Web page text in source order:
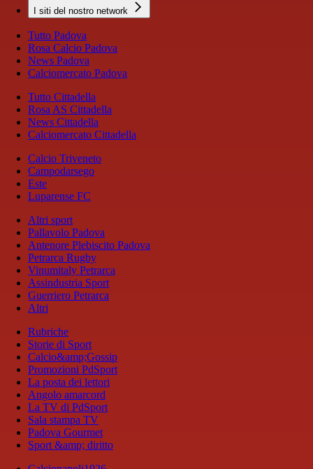
I siti del nostro network
Tutto Padova
Rosa Calcio Padova
News Padova
Calciomercato Padova
Tutto Cittadella
Rosa AS Cittadella
News Cittadella
Calciomercato Cittadella
Calcio Triveneto
Campodarsego
Este
Luparense FC
Altri sport
Pallavolo Padova
Antenore Plebiscito Padova
Petrarca Rugby
Vinumitaly Petrarca
Assindustria Sport
Guerriero Petrarca
Altri
Rubriche
Storie di Sport
Calcio&amp;Gossip
Promozioni PdSport
La posta dei lettori
Angolo amarcord
La TV di PdSport
Sala stampa TV
Padova Gourmet
Sport &amp; diritto